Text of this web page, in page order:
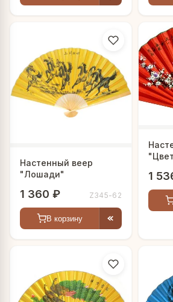
Настенный веер
"Лошади"
1 360 ₽ Z345-62
В корзину
1